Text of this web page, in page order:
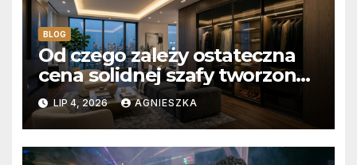
BLOG
Od czego zależy ostateczna
cena solidnej szafy tworzonej
na wymiar?
LIP 4, 2026 AGNIESZKA